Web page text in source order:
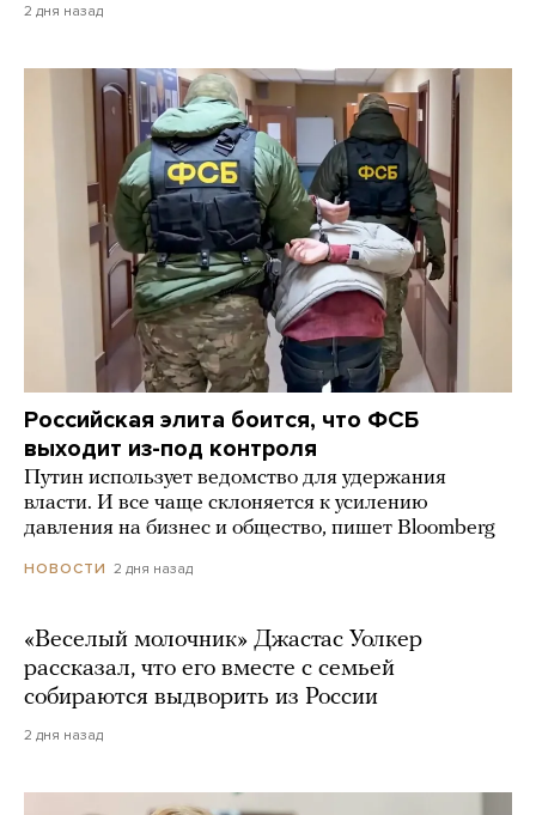
2 дня назад
Российская элита боится, что ФСБ
выходит из-под контроля
Путин использует ведомство для удержания
власти. И все чаще склоняется к усилению
давления на бизнес и общество, пишет Bloomberg
НОВОСТИ 2 дня назад
«Веселый молочник» Джастас Уолкер
рассказал, что его вместе с семьей
собираются выдворить из России
2 дня назад